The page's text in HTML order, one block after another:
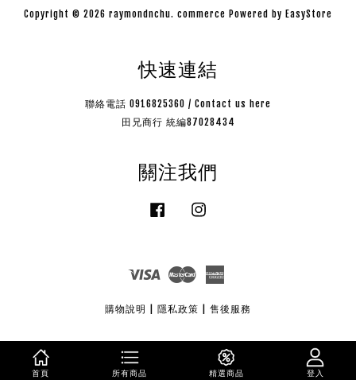
Copyright © 2026 raymondnchu. commerce Powered by EasyStore
快速連結
聯絡電話 0916825360 / Contact us here
田兄商行 統編87028434
關注我們
Facebook
Visa Master
購物說明
隱私政策 售後服務
首頁 所有商品 精選商品 登入